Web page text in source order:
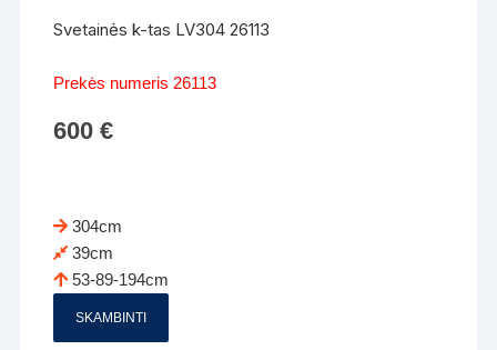
Svetainės k-tas LV304 26113
Prekės numeris 26113
600€
304cm
39cm
53-89-194cm
SKAMBINTI